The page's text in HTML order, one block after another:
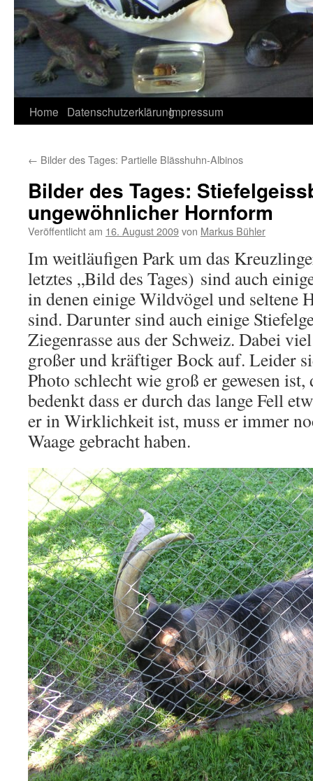
Home DatenschutzerklärungImpressum
← Bilder des Tages: Partielle Blässhuhn-Albinos
Bilder des Tages:
ungewöhnlicher Hornform
Veröffentlicht am 16. August 2009von Markus Bühler
Im weitläufigen Park um das
letztes „Bild des Tages) sind auch
in denen einige Wildvögel und seltene
sind. Darunter sind auch einige
Ziegenrasse aus der Schweiz. Dabei
großer und kräftiger Bock auf. Leider
Photo schlecht wie groß er gewesen ist,
bedenkt dass er durch das lange Fell
er in Wirklichkeit ist, muss er immer
Waage gebracht haben.